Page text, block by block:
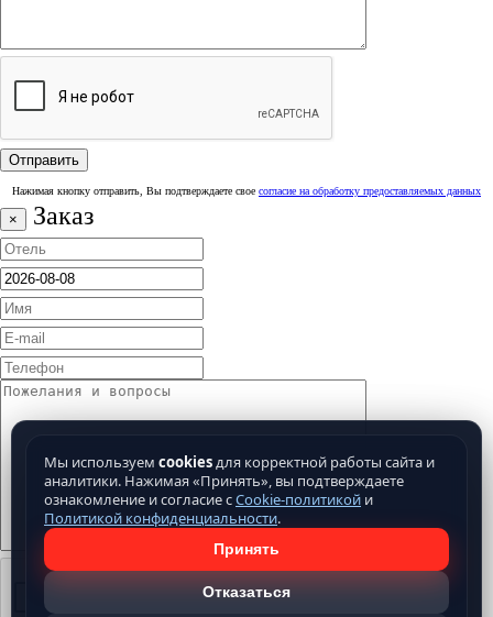
Нажимая кнопку отправить, Вы подтверждаете свое согласие на обработку предоставляемых данных
× Заказ
Мы используем cookiesдля корректной работы сайта и
аналитики. Нажимая «Принять», вы подтверждаете
ознакомление и согласие сCookie-политикой и
Политикой конфиденциальности.
Принять
Отказаться